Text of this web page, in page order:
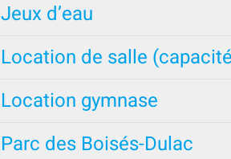
Jeux d’eau
Location de salle
Location gymnase
Parc des Boisés-Dulac